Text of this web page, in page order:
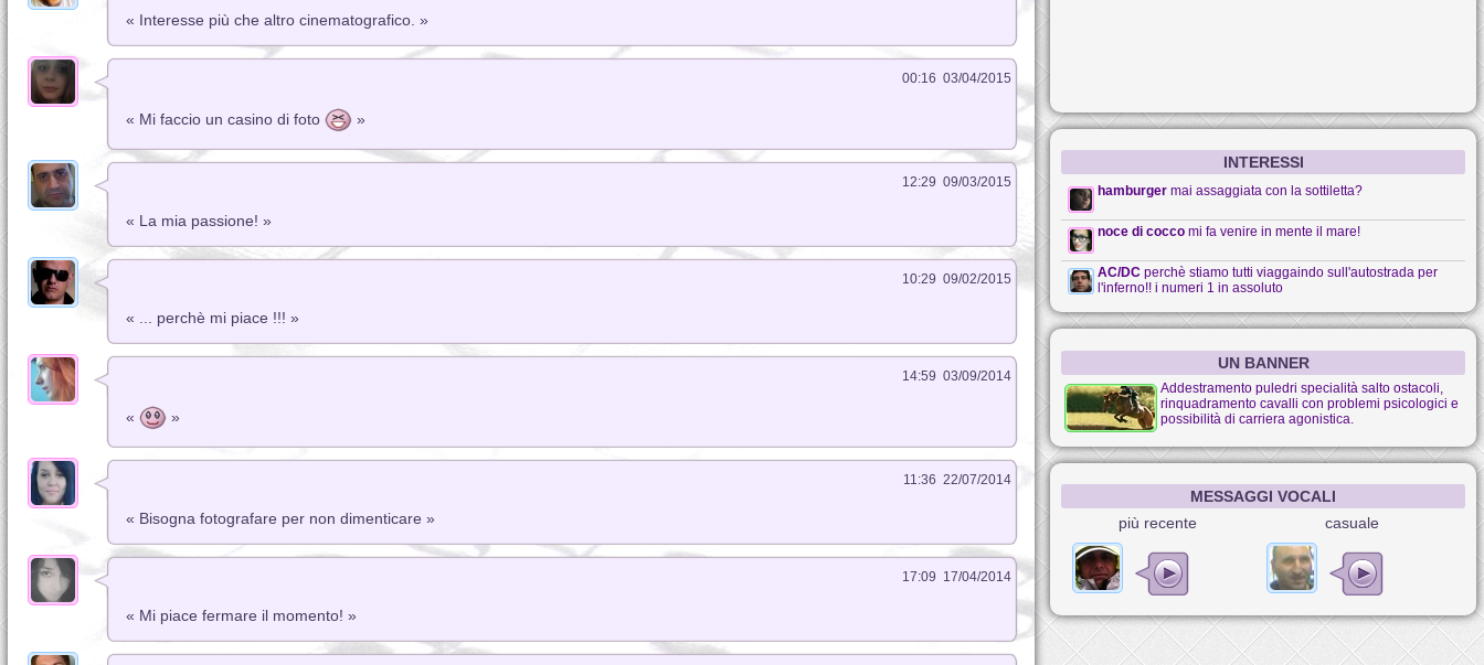
« Interesse più che altro cinematografico. »
00:16 03/04/2015
« Mi faccio un casino di foto »
12:29 09/03/2015
« La mia passione! »
10:29 09/02/2015
« ... perchè mi piace !!! »
14:59 03/09/2014
« »
11:36 22/07/2014
« Bisogna fotografare per non dimenticare »
17:09 17/04/2014
« Mi piace fermare il momento! »
INTERESSI
hamburger mai assaggiata con la sottiletta?
noce di cocco mi fa venire in mente il mare!
AC/DC perchè stiamo tutti viaggaindo sull'autostrada per
l'inferno!! i numeri 1 in assoluto
UN BANNER
Addestramento puledri specialità salto ostacoli,
rinquadramento cavalli con problemi psicologici e
possibilità di carriera agonistica.
MESSAGGI VOCALI
più recente
casuale